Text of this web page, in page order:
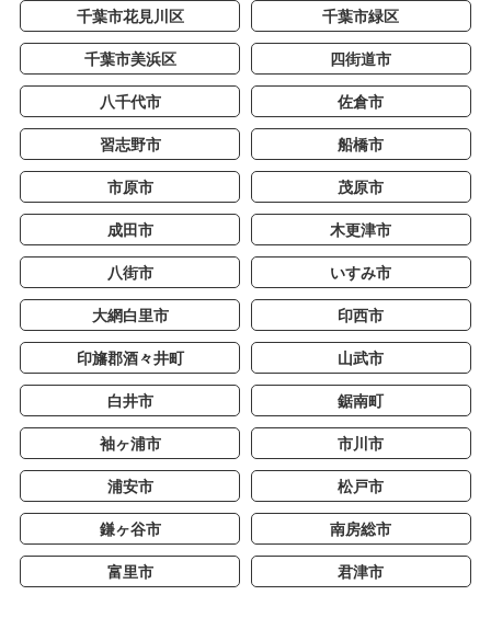
千葉市花見川区 千葉市緑区
千葉市美浜区 四街道市
八千代市 佐倉市
習志野市 船橋市
市原市 茂原市
成田市 木更津市
八街市 いすみ市
大網白里市 印西市
印旛郡酒々井町 山武市
白井市 鋸南町
袖ヶ浦市 市川市
浦安市 松戸市
鎌ヶ谷市 南房総市
富里市 君津市